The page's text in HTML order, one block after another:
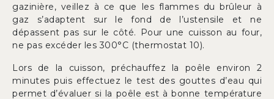
gazinière, veillez à ce que les flammes du brûleur à
gaz s’adaptent sur le fond de l’ustensile et ne
dépassent pas sur le côté. Pour une cuisson au four,
ne pas excéder les 300°C (thermostat 10).
Lors de la cuisson, préchauffez la poêle environ 2
minutes puis effectuez le test des gouttes d’eau qui
permet d’évaluer si la poêle est à bonne température